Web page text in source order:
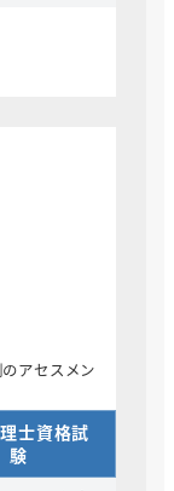
アセスメン
士資格試
験